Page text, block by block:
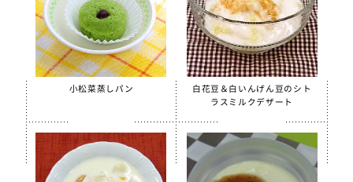
スクール糸かまぼこ
スクールちくわ
【只今休売中】スクールかにボール
全学栄 枝豆とじゃこの元気ボール
全学栄 野菜ミックスボール
全学栄 ニューミートップ
小松菜蒸しパン
白花豆＆白いんげん豆のシト
ラスミルクデザート